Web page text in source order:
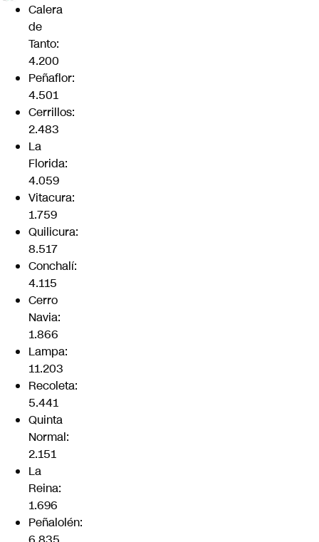
Calera
de
Tanto:
4.200
Peñaflor:
4.501
Cerrillos:
2.483
La
Florida:
4.059
Vitacura:
1.759
Quilicura:
8.517
Conchalí:
4.115
Cerro
Navia:
1.866
Lampa:
11.203
Recoleta:
5.441
Quinta
Normal:
2.151
La
Reina:
1.696
Peñalolén: